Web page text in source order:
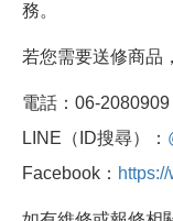
務。
若您需要送修商品
電話：06-2080909
LINE（ID搜尋）：
Facebook：